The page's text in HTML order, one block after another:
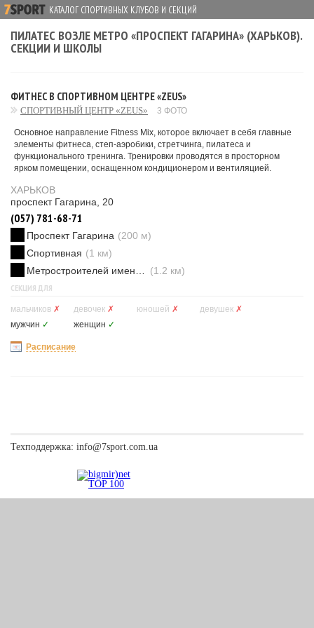
КАТАЛОГ СПОРТИВНЫХ КЛУБОВ И СЕКЦИЙ
ПИЛАТЕС ВОЗЛЕ МЕТРО «ПРОСПЕКТ ГАГАРИНА» (ХАРЬКОВ).
СЕКЦИИ И ШКОЛЫ
ФИТНЕС В СПОРТИВНОМ ЦЕНТРЕ «ZEUS»
СПОРТИВНЫЙ ЦЕНТР «ZEUS» 3 ФОТО
Основное направление Fitness Mix, которое включает в себя главные
элементы фитнеса, степ-аэробики, стретчинга, пилатеса и
функционального тренинга. Тренировки проводятся в просторном
ярком помещении, оснащенном кондиционером и вентиляцией.
ХАРЬКОВ
проспект Гагарина, 20
(057) 781-68-71
Проспект Гагарина (200 м)
Спортивная (1 км)
(1.2 км)
СЕКЦИЯ ДЛЯ
мальчиков ✗ девочек ✗ юношей ✗ девушек ✗
мужчин ✓ женщин ✓
Расписание
Техподдержка: info@7sport.com.ua